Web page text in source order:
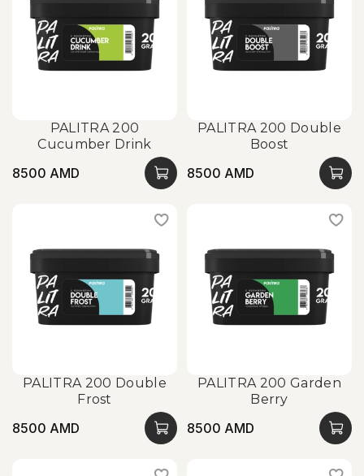
PALITRA 200
Cucumber Drink
8500 AMD
PALITRA 200 Double
Boost
8500 AMD
PALITRA 200 Double
Frost
8500 AMD
PALITRA 200 Garden
Berry
8500 AMD